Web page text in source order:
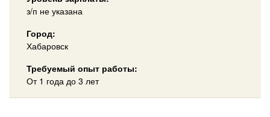
з/п не указана
Город:
Хабаровск
Требуемый опыт работы:
От 1 года до 3 лет